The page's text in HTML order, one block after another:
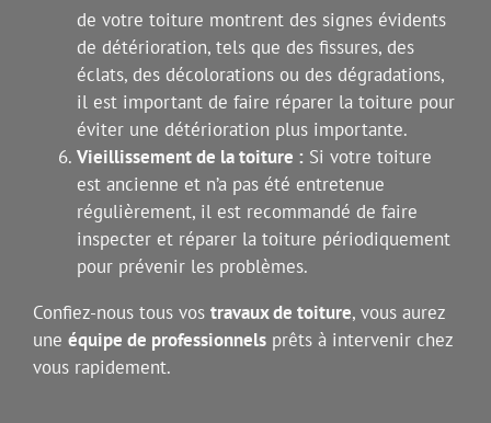
de votre toiture montrent des signes évidents
de détérioration, tels que des fissures, des
éclats, des décolorations ou des dégradations,
il est important de faire réparer la toiture pour
éviter une détérioration plus importante.
Vieillissement de la toiture : Si votre toiture
est ancienne et n’a pas été entretenue
régulièrement, il est recommandé de faire
inspecter et réparer la toiture périodiquement
pour prévenir les problèmes.
Confiez-nous tous vos travaux de toiture, vous aurez
une équipe de professionnels prêts à intervenir chez
vous rapidement.